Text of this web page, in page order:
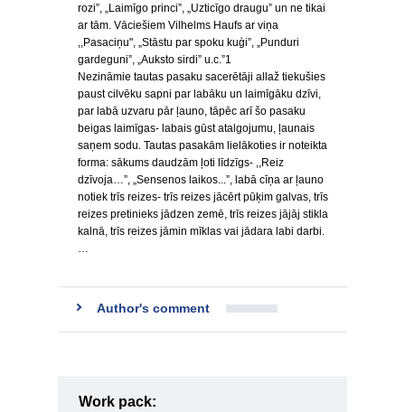
rozi”, „Laimīgo princi”, „Uzticīgo draugu” un ne tikai
ar tām. Vāciešiem Vilhelms Haufs ar viņa
,,Pasaciņu", „Stāstu par spoku kuģi”, „Punduri
gardeguni”, „Auksto sirdi” u.c.”1
Nezināmie tautas pasaku sacerētāji allaž tiekušies
paust cilvēku sapni par labāku un laimīgāku dzīvi,
par labā uzvaru pār ļauno, tāpēc arī šo pasaku
beigas laimīgas- labais gūst atalgojumu, ļaunais
saņem sodu. Tautas pasakām lielākoties ir noteikta
forma: sākums daudzām ļoti līdzīgs- ,,Reiz
dzīvoja…”, „Sensenos laikos...”, labā cīņa ar ļauno
notiek trīs reizes- trīs reizes jācērt pūķim galvas, trīs
reizes pretinieks jādzen zemē, trīs reizes jājāj stikla
kalnā, trīs reizes jāmin mīklas vai jādara labi darbi.
…
Author's comment
Work pack: